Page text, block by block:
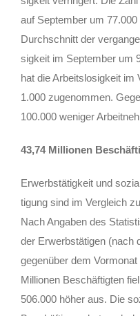
auf Sep­tem­ber um
Durch­schnitt der
sig­keit im Sep­tem­ber um
hat die Arbeits­lo­sig­keit im
1.000 zuge­nom­men.
100.000 weni­ger
43,74 Mil­lio­nen
Erwerbs­tä­tig­keit und
ti­gung sind im Ver­gleich
Nach Anga­ben des
der Erwerbs­tä­ti­gen (nach
gegen­über dem
Mil­lio­nen Beschäf­tig­ten
506.000 höher aus. Die